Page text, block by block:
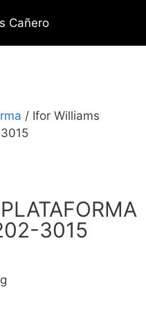
/ Ifor Williams
3015